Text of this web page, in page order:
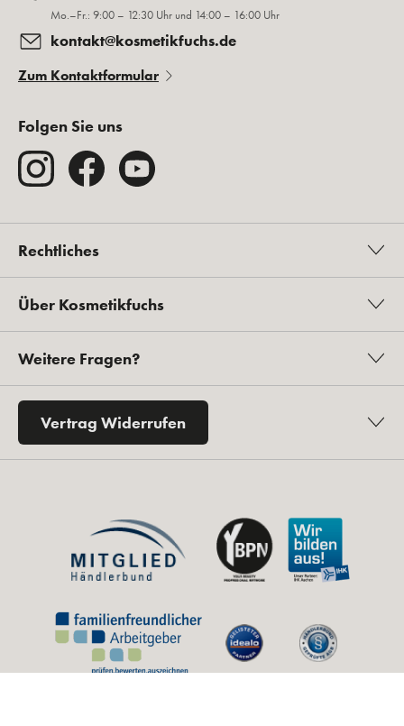
Mo.–Fr.: 9:00 – 12:30 Uhr und 14:00 – 16:00 Uhr
kontakt@kosmetikfuchs.de
Zum Kontaktformular
Folgen Sie uns
Rechtliches
Über Kosmetikfuchs
Weitere Fragen?
Vertrag Widerrufen